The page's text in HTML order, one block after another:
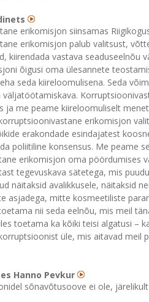
erikomisjon siinsamas
erikomisjon palub valitsust,
kiirendada vastava
õigusi oma ülesannete
seda kiireloomulisena. Seda
väljatöötamiskava.
ja me peame kiireloomuliselt
erikomisjon
erakondade esindajatest
poliitiline konsensus. Me peame
erikomisjon oma pöördumises
tegevuskava sätetega, mis
näitaksid avalikkusele, näitaksid
asjadega, mitte kosmeetiliste
nii seda eelnõu, mis meil
toetama ka kõiki teisi algatusi –
üle, mis aitavad meil
Hanno Pevkur
sõnavõtusoove ei ole,